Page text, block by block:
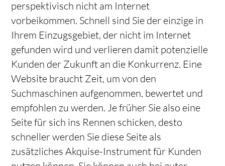
perspektivisch nicht am Internet
vorbeikommen. Schnell sind Sie der einzige in
Ihrem Einzugsgebiet, der nicht im Internet
gefunden wird und verlieren damit potenzielle
Kunden der Zukunft an die Konkurrenz. Eine
Website braucht Zeit, um von den
Suchmaschinen aufgenommen, bewertet und
empfohlen zu werden. Je früher Sie also eine
Seite für sich ins Rennen schicken, desto
schneller werden Sie diese Seite als
zusätzliches Akquise-Instrument für Kunden